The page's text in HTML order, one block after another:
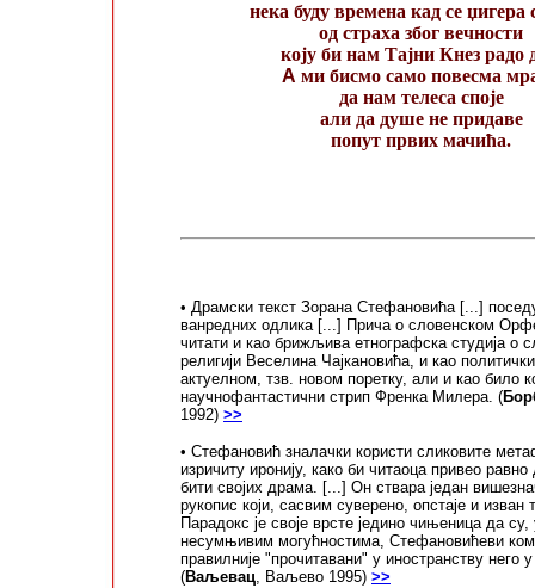
нека буду времена кад се џигера
од страха због вечности
коју би нам Тајни Кнез радо
А ми бисмо само повесма
да нам телеса споје
али да душе не придаве
попут првих мачића.
• Драмски текст Зорана Стефановића [...]
ванредних одлика [...] Прича о словенском
читати и као брижљива етнографска студија о
религији Веселина Чајкановића, и као
актуелном, тзв. новом поретку, али и као било
научнофантастични стрип Френка Милера. (
1992) >>
• Стефановић зналачки користи сликовите
изричиту иронију, како би читаоца привео
бити својих драма. [...] Он ствара један
рукопис који, сасвим суверено, опстаје и изван
Парадокс је своје врсте једино чињеница да
несумњивим могућностима, Стефановићеви
правилније "прочитавани" у иностранству него
(Ваљевац, Ваљево 1995) >>